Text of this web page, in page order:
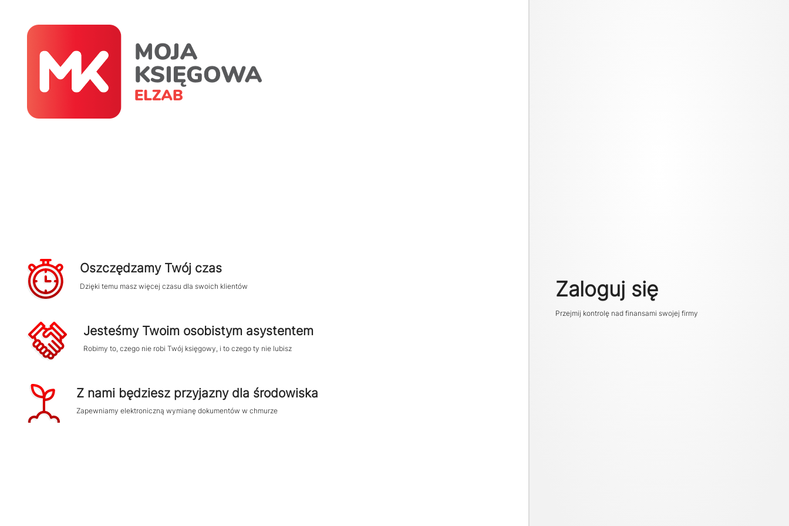
Zaloguj się
Przejmij kontrolę nad finansami swojej firmy
Oszczędzamy Twój czas
Dzięki temu masz więcej czasu dla swoich klientów
Jesteśmy Twoim osobistym asystentem
Robimy to, czego nie robi Twój księgowy, i to czego ty nie lubisz
Z nami będziesz przyjazny dla środowiska
Zapewniamy elektroniczną wymianę dokumentów w chmurze